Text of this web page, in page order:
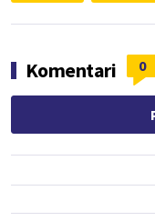
Komentari 0